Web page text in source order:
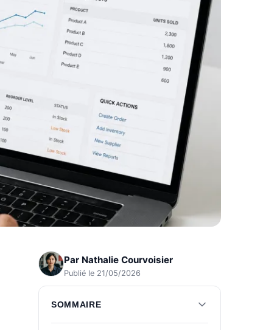
Par Nathalie Courvoisier
Publié le 21/05/2026
SOMMAIRE